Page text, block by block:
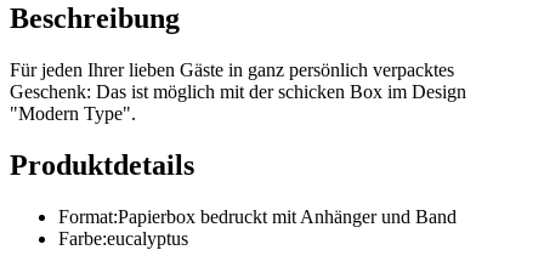
Beschreibung
Für jeden Ihrer lieben Gäste in ganz persönlich verpacktes
Geschenk: Das ist möglich mit der schicken Box im Design
"Modern Type".
Produktdetails
Format:Papierbox bedruckt mit Anhänger und Band
Farbe:eucalyptus